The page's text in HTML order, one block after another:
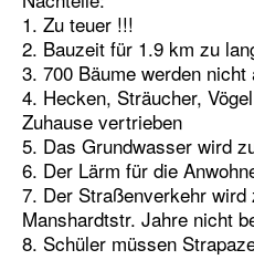
1. Zu teuer !!!
2. Bauzeit für 1.9 km zu
3. 700 Bäume werden
4. Hecken, Sträucher,
Zuhause vertrieben
5. Das Grundwasser wird
6. Der Lärm für die
7. Der Straßenverkehr
Manshardtstr. Jahre nicht
8. Schüler müssen